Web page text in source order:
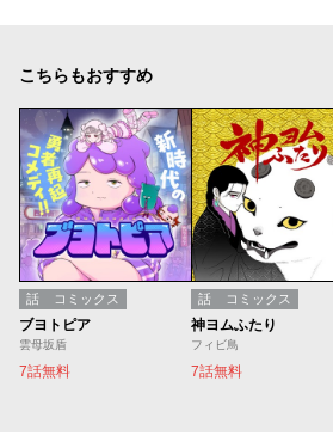
こちらもおすすめ
話 コミックス
ブヨトピア
雲母坂盾
7話無料
話 コミックス
神ヨムふたり
フィビ鳥
7話無料